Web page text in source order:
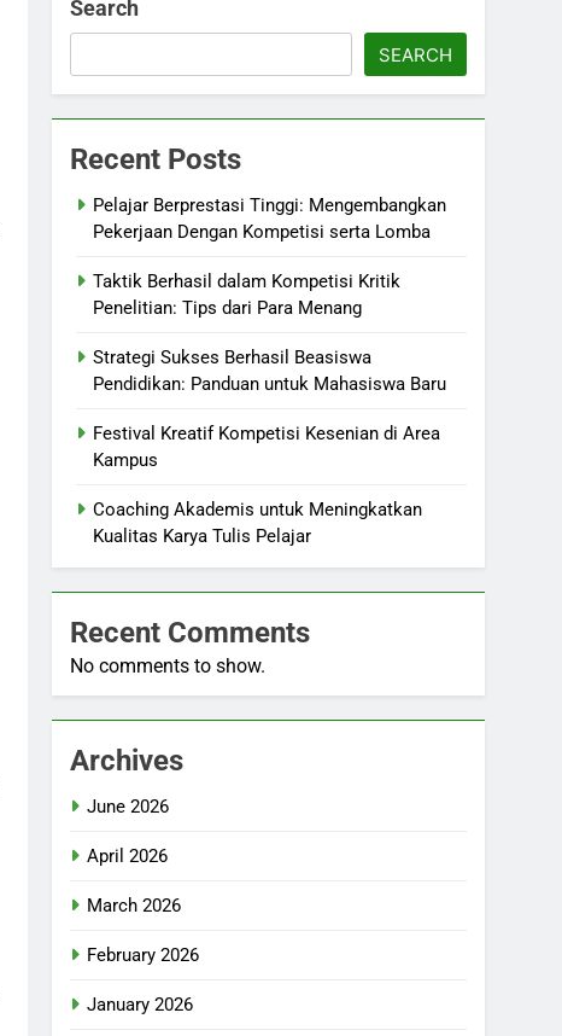
Search
SEARCH
Recent Posts
Pelajar Berprestasi Tinggi: Mengembangkan
Pekerjaan Dengan Kompetisi serta Lomba
Taktik Berhasil dalam Kompetisi Kritik
Penelitian: Tips dari Para Menang
Strategi Sukses Berhasil Beasiswa
Pendidikan: Panduan untuk Mahasiswa Baru
Festival Kreatif Kompetisi Kesenian di Area
Kampus
Coaching Akademis untuk Meningkatkan
Kualitas Karya Tulis Pelajar
Recent Comments
No comments to show.
Archives
June 2026
April 2026
March 2026
February 2026
January 2026